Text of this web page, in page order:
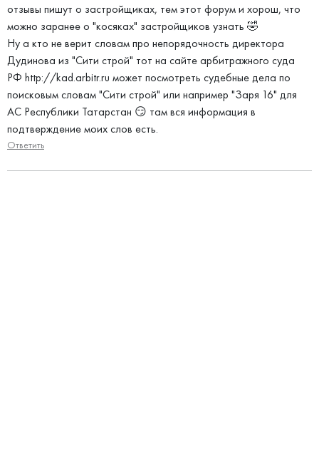
отзывы пишут о застройщиках, тем этот форум и хорош, что
можно заранее о "косяках" застройщиков узнать 🤣
Ну а кто не верит словам про непорядочность директора
Дудинова из "Сити строй" тот на сайте арбитражного суда
РФ http://kad.arbitr.ru может посмотреть судебные дела по
поисковым словам "Сити строй" или например "Заря 16" для
АС Республики Татарстан 😏 там вся информация в
подтверждение моих слов есть.
Ответить